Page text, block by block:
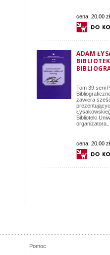
cena: 20,00 zł
ADAM
Tom 39 serii
zawiera
Biblioteki
cena: 20,00 zł
Pomoc